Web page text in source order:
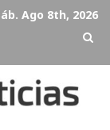
Ago 8th, 2026